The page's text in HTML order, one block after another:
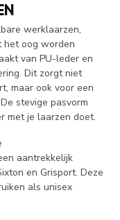
werklaarzen,
het oog worden
van PU-leder en
Dit zorgt niet
maar ook voor een
stevige pasvorm
met je laarzen doet.
aantrekkelijk
en Grisport. Deze
als unisex